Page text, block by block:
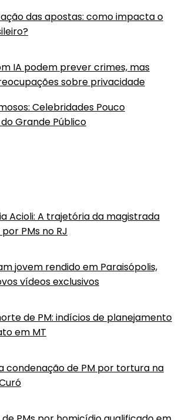
das apostas: como impacta o
IA podem prever crimes, mas
sobre privacidade
Celebridades Pouco
Grande Público
Acioli: A trajetória da magistrada
PMs no RJ
jovem rendido em Paraisópolis,
vídeos exclusivos
de PM: indícios de planejamento
em MT
condenação de PM por tortura na